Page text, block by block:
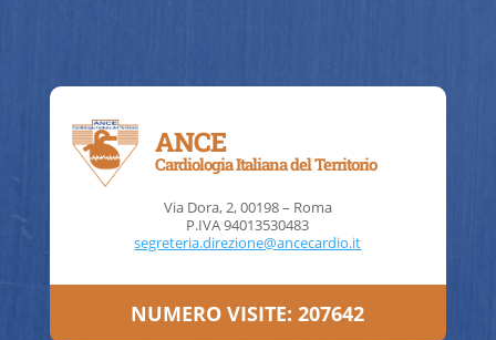
ANCE
Cardiologia Italiana del Territorio
Via Dora, 2, 00198 – Roma
P.IVA 94013530483
segreteria.direzione@ancecardio.it
NUMERO VISITE:207642